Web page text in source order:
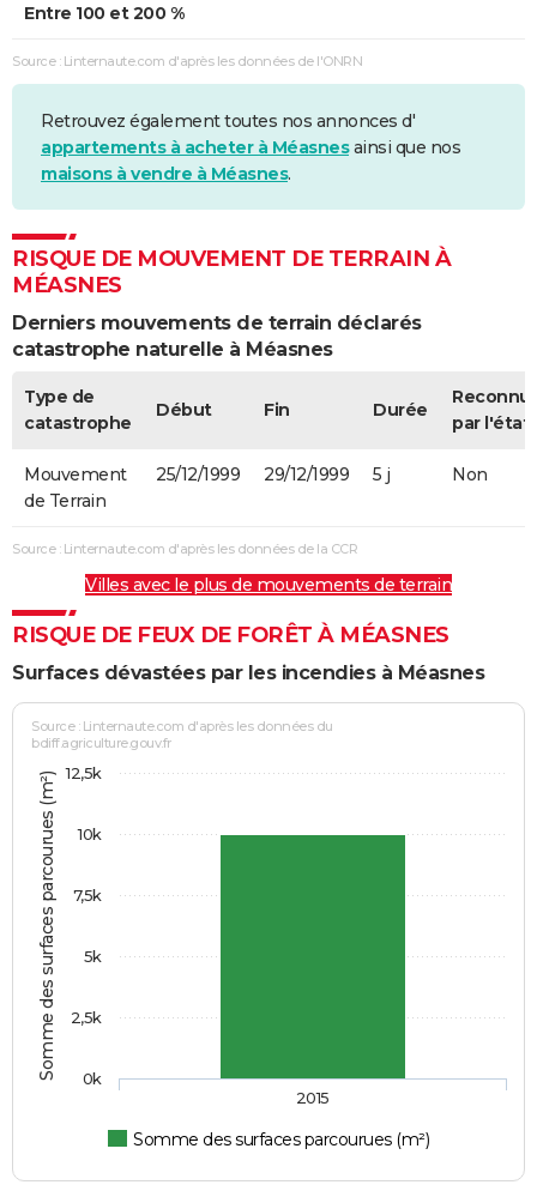
Entre 100 et 200 %
Source : Linternaute.com d'après les données de l'ONRN
Retrouvez également toutes nos annonces d'
appartements à acheter à Méasnesainsi que nos
maisons à vendre à Méasnes.
RISQUE DE MOUVEMENT DE TERRAIN À
MÉASNES
Derniers mouvements de terrain déclarés
catastrophe naturelle à Méasnes
Type de
catastrophe
Début Fin Durée
par l'état
Mouvement
de Terrain
25/12/1999 29/12/1999 5 j Non
Source : Linternaute.com d'après les données de la CCR
Villes avec le plus de mouvements de terrain
RISQUE DE FEUX DE FORÊT À MÉASNES
Surfaces dévastées par les incendies à Méasnes
Somme des surfaces parcourues (m²)
Source : Linternaute.com d'après les données du
bdiff.agriculture.gouv.fr
Somme des surfaces parcourues (m²)
2015
0k
2,5k
5k
7,5k
10k
12,5k